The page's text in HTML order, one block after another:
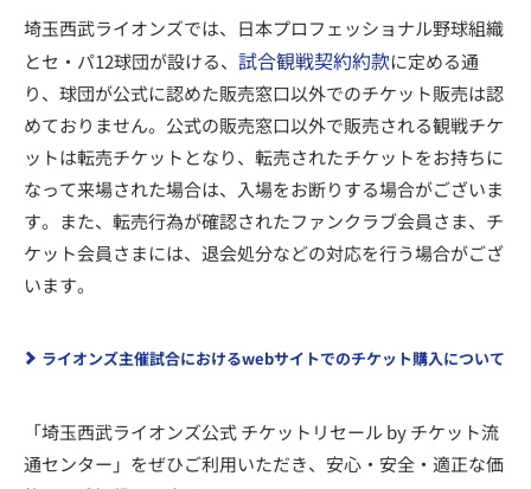
埼玉西武ライオンズでは、日本プロフェッショナル野球組織
とセ・パ12球団が設ける、 試合観戦契約約款に定める通
り、球団が公式に認めた販売窓口以外でのチケット販売は認
めておりません。公式の販売窓口以外で販売される観戦チケ
ットは転売チケットとなり、転売されたチケットをお持ちに
なって来場された場合は、入場をお断りする場合がございま
す。また、転売行為が確認されたファンクラブ会員さま、チ
ケット会員さまには、退会処分などの対応を行う場合がござ
います。
ライオンズ主催試合におけるwebサイトでのチケット購入について
「埼玉西武ライオンズ公式 チケットリセール by チケット流
通センター」をぜひご利用いただき、安心・安全・適正な価